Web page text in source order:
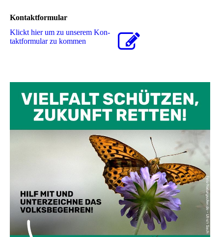
Kontaktformular
Klickt hier um zu unserem Kon­
takt­for­mu­lar zu kommen